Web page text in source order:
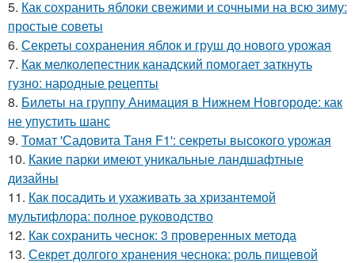
5. Как сохранить яблоки свежими и сочными на всю зиму:
простые советы
6. Секреты сохранения яблок и груш до нового урожая
7. Как мелколепестник канадский помогает заткнуть
гузно: народные рецепты
8. Билеты на группу Анимация в Нижнем Новгороде: как
не упустить шанс
9. Томат 'Садовита Таня F1': секреты высокого урожая
10. Какие парки имеют уникальные ландшафтные
дизайны
11. Как посадить и ухаживать за хризантемой
мультифлора: полное руководство
12. Как сохранить чеснок: 3 проверенных метода
13. Секрет долгого хранения чеснока: роль пищевой